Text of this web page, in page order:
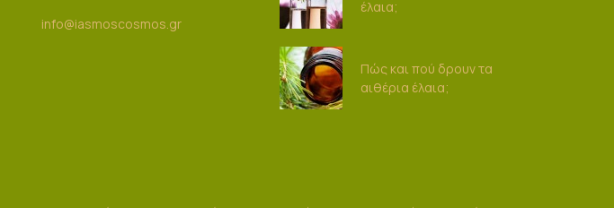
info@iasmoscosmos.gr
έλαια;
Πώς και πού δρουν τα
αιθέρια έλαια;